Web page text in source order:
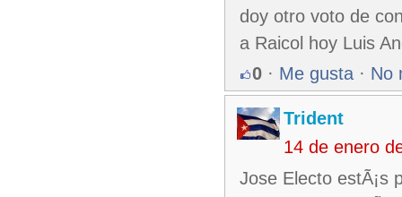
doy otro voto de
a Raicol hoy Luis
0 · Me gusta · No
Trident
14 de enero
Jose Electo estÃ¡s